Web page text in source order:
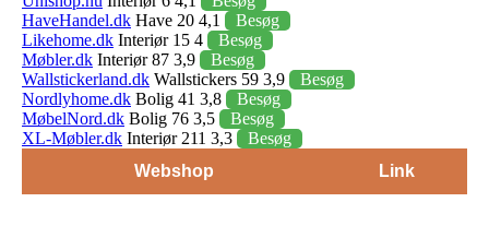
HaveHandel.dk Have 20 4,1
Besøg
Likehome.dk Interiør 15 4
Besøg
Møbler.dk Interiør 87 3,9
Besøg
Wallstickerland.dk Wallstickers 59 3,9
Besøg
Nordlyhome.dk Bolig 41 3,8
Besøg
MøbelNord.dk Bolig 76 3,5
Besøg
XL-Møbler.dk Interiør 211 3,3
Besøg
Webshop
Link